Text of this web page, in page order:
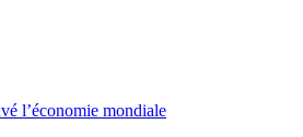
l’économie mondiale